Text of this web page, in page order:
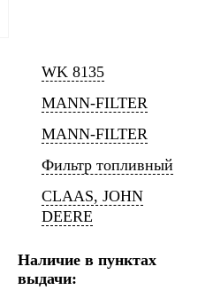
WK 8135
MANN-FILTER
MANN-FILTER
Фильтр топливный
CLAAS, JOHN
DEERE
Наличие в пунктах
выдачи: